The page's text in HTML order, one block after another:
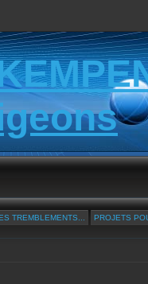
TREMBLEMENTS... PROJETS